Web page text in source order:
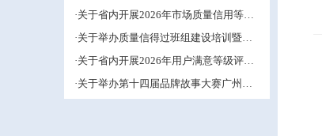
五届中小企业QC小组成果交流培训活动
的补充通知
·关于省内开展2026年市场质量信用等级
评价工作的通知
·关于举办质量信得过班组建设培训暨班
组长能力提升研修班的通知
·关于省内开展2026年用户满意等级评价
工作的通知
·关于举办第十四届品牌故事大赛广州赛
区的通知